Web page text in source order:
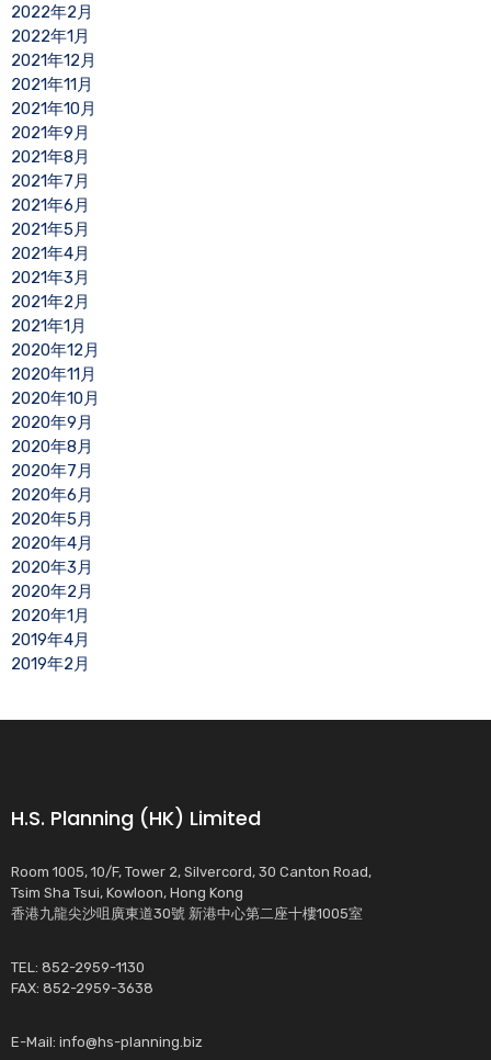
2022年2月
2022年1月
2021年12月
2021年11月
2021年10月
2021年9月
2021年8月
2021年7月
2021年6月
2021年5月
2021年4月
2021年3月
2021年2月
2021年1月
2020年12月
2020年11月
2020年10月
2020年9月
2020年8月
2020年7月
2020年6月
2020年5月
2020年4月
2020年3月
2020年2月
2020年1月
2019年4月
2019年2月
H.S. Planning (HK) Limited
Room 1005, 10/F, Tower 2, Silvercord, 30 Canton Road,
Tsim Sha Tsui, Kowloon, Hong Kong
香港九龍尖沙咀廣東道30號 新港中心第二座十樓1005室
TEL: 852-2959-1130
FAX: 852-2959-3638
E-Mail: info@hs-planning.biz